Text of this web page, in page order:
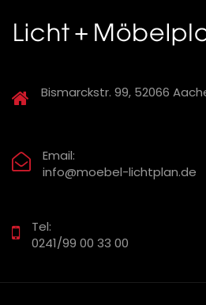
Bismarckstr. 99, 52066
Email:
info@moebel-lichtplan.de
Tel:
0241/99 00 33 00